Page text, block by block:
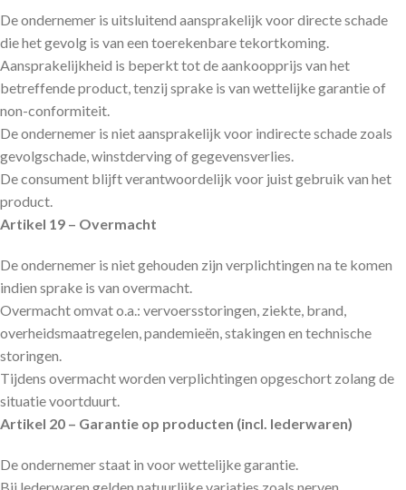
De ondernemer is uitsluitend aansprakelijk voor directe schade
die het gevolg is van een toerekenbare tekortkoming.
Aansprakelijkheid is beperkt tot de aankoopprijs van het
betreffende product, tenzij sprake is van wettelijke garantie of
non-conformiteit.
De ondernemer is niet aansprakelijk voor indirecte schade zoals
gevolgschade, winstderving of gegevensverlies.
De consument blijft verantwoordelijk voor juist gebruik van het
product.
Artikel 19 – Overmacht
De ondernemer is niet gehouden zijn verplichtingen na te komen
indien sprake is van overmacht.
Overmacht omvat o.a.: vervoersstoringen, ziekte, brand,
overheidsmaatregelen, pandemieën, stakingen en technische
storingen.
Tijdens overmacht worden verplichtingen opgeschort zolang de
situatie voortduurt.
Artikel 20 – Garantie op producten (incl. lederwaren)
De ondernemer staat in voor wettelijke garantie.